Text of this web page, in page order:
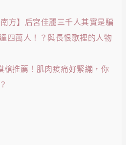
南方】后宮佳麗三千人其實是騙
四萬人！？與長恨歌裡的人物
槍推薦！肌肉痠痛好緊繃，你